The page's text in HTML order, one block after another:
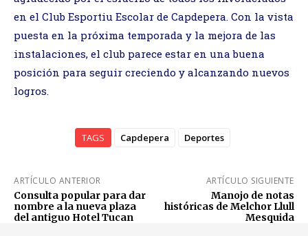
en el Club Esportiu Escolar de Capdepera. Con la vista
puesta en la próxima temporada y la mejora de las
instalaciones, el club parece estar en una buena
posición para seguir creciendo y alcanzando nuevos
logros.
TAGS Capdepera Deportes
ARTÍCULO ANTERIOR
Consulta popular para dar
nombre a la nueva plaza
del antiguo Hotel Tucan
ARTÍCULO SIGUIENTE
Manojo de notas
históricas de Melchor Llull
Mesquida